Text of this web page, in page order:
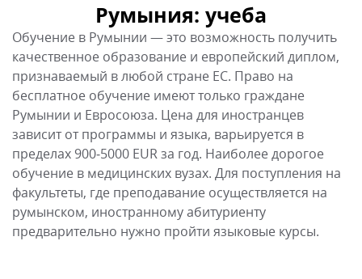
Румыния: учеба
Обучение в Румынии — это возможность получить
качественное образование и европейский диплом,
признаваемый в любой стране ЕС. Право на
бесплатное обучение имеют только граждане
Румынии и Евросоюза. Цена для иностранцев
зависит от программы и языка, варьируется в
пределах 900‒5000 EUR за год. Наиболее дорогое
обучение в медицинских вузах. Для поступления на
факультеты, где преподавание осуществляется на
румынском, иностранному абитуриенту
предварительно нужно пройти языковые курсы.